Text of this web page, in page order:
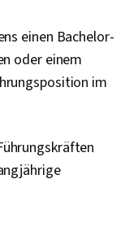
einen Bachelor-
oder einem
im